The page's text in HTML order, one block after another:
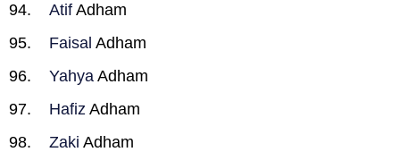
Atif Adham
Faisal Adham
Yahya Adham
Hafiz Adham
Zaki Adham